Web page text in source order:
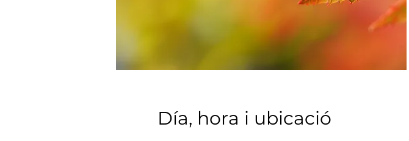
Día, hora i ubicació